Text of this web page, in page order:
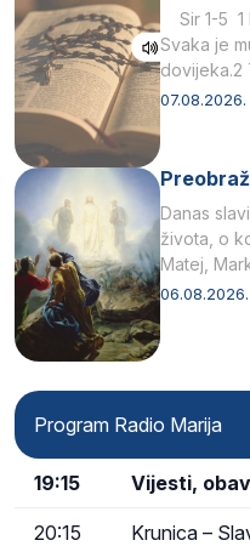
Sir 1-5 1
Svaka je
07.08.2026.
Danas
života, o
Matej,
drugoj…
06.08.2026.
Program Radio Marija
19:15 Vijesti,
20:15 Krunica –